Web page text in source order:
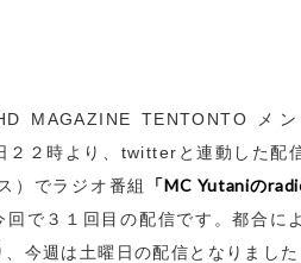
MAGAZINE TENTONTO メ
２２時より、twitterと連動した配
）でラジオ番組
「MC Yutaniの
回で３１回目の配信です。都合に
今週は土曜日の配信となりまし